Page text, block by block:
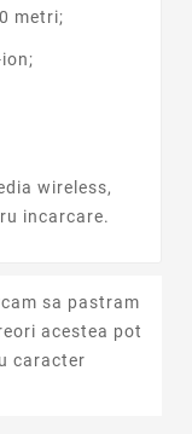
metri;
wireless,
incarcare.
sa pastram
acestea pot
caracter